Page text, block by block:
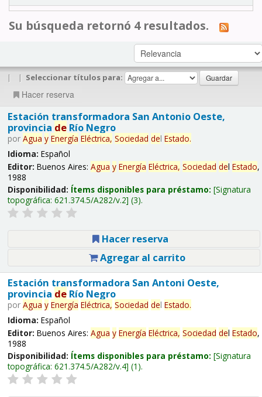
Su búsqueda retornó 4 resultados.
| | Seleccionar títulos para:
Hacer reserva
Estación transformadora San Antonio Oeste,
provincia deRío Negro
por Agua y Energía Eléctrica, Sociedad del Estado.
Idioma: Español
Editor: Buenos Aires: Agua y Energía Eléctrica, Sociedad del Estado,
1988
Disponibilidad: Ítems disponibles para préstamo: Signatura
topográfica: 621.374.5/A282/v.2 (3).
Hacer reserva
Agregar al carrito
Estación transformadora San Antoni Oeste,
provincia deRío Negro
por Agua y Energía Eléctrica, Sociedad del Estado.
Idioma: Español
Editor: Buenos Aires: Agua y Energía Eléctrica, Sociedad del Estado,
1988
Disponibilidad: Ítems disponibles para préstamo: Signatura
topográfica: 621.374.5/A282/v.4 (1).